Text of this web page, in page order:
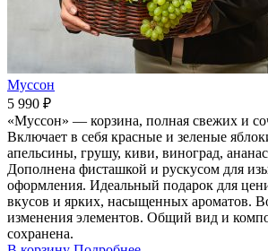
Муссон
5 990 ₽
«Муссон» — корзина, полная свежих и
Включает в себя красные и зеленые
апельсины, грушу, киви, виноград,
Дополнена фисташкой и рускусом для
оформления. Идеальный подарок для
вкусов и ярких, насыщенных ароматов.
изменения элементов. Общий вид и
сохранена.